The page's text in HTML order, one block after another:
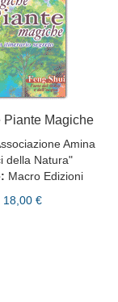
Piante Magiche
Amina
della Natura"
Macro Edizioni
18,00 €